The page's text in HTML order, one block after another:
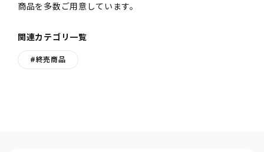
商品を多数ご用意しています。
関連カテゴリ一覧
#終売商品